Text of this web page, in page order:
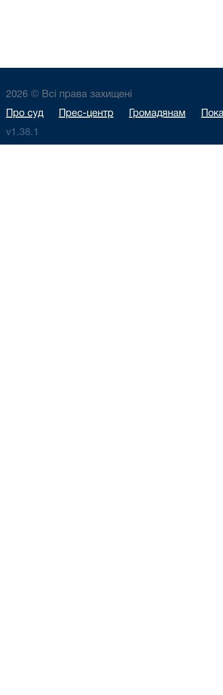
2026 © Всі права захищені
Про суд Прес-центр Громадянам
v1.38.1